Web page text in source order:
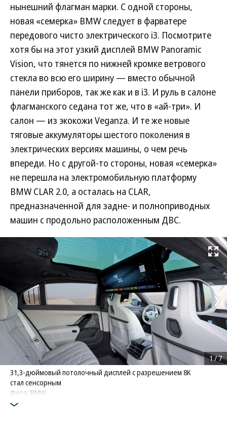
нынешний флагман марки. С одной стороны,
новая «семерка» BMW следует в фарватере
передового чисто электрического i3. Посмотрите
хотя бы на этот узкий дисплей BMW Panoramic
Vision, что тянется по нижней кромке ветрового
стекла во всю его ширину — вместо обычной
панели приборов, так же как и в i3. И руль в салоне
флагманского седана тот же, что в «ай-три». И
салон — из экокожи Veganza. И те же новые
тяговые аккумуляторы шестого поколения в
электрических версиях машины, о чем речь
впереди. Но с другой-то стороны, новая «семерка»
не перешла на электромобильную платформу
BMW CLAR 2.0, а осталась на CLAR,
предназначенной для задне- и полноприводных
машин с продольно расположенным ДВС.
Развернуть
31,3-дюймовый потолочный дисплей с разрешением 8K
стал сенсорным
Фото: BMW
1/7